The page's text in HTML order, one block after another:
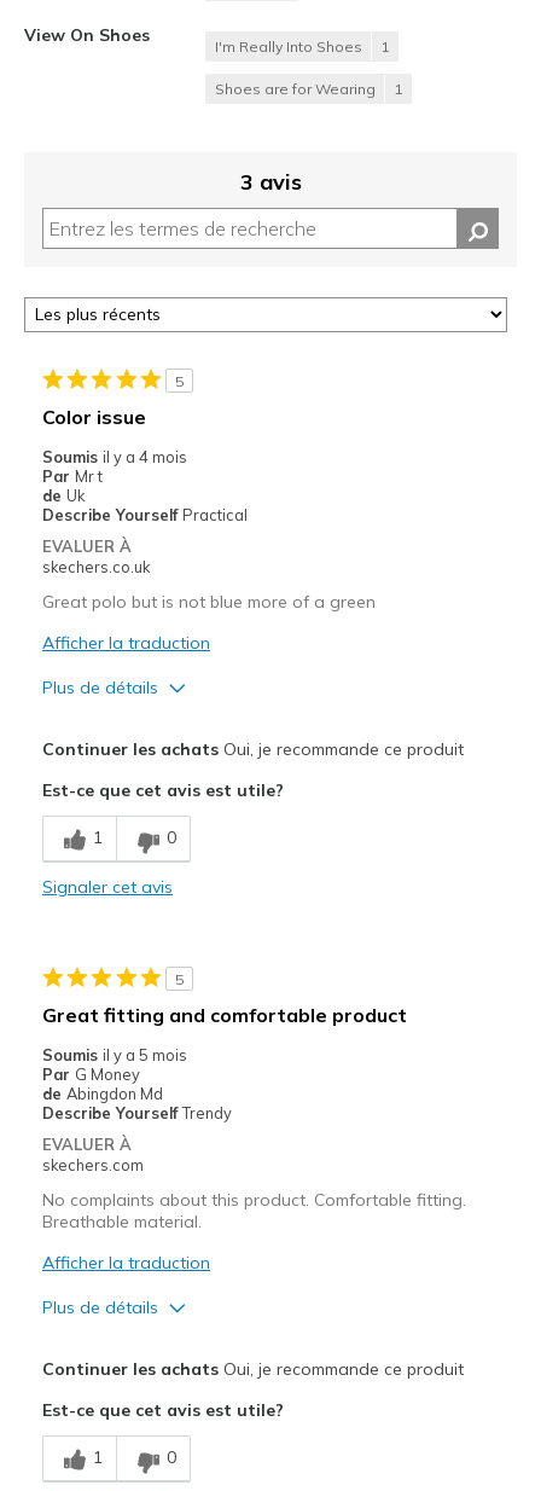
View On Shoes
I'm Really Into Shoes 1
Shoes are for Wearing 1
3 avis
5
Color issue
Soumis il y a 4 mois
Par Mr t
de Uk
Describe Yourself Practical
EVALUER À
skechers.co.uk
Great polo but is not blue more of a green
Afficher la traduction
Plus de détails
Breathe Well
Comfortable
Les meilleures utilisations
Going Out
Sizing
Feels true to size
Continuer les achatsOui, je recommande ce produit
Est-ce que cet avis est utile?
1 0
Signaler cet avis
5
Great fitting and comfortable product
Soumis il y a 5 mois
Par G Money
de Abingdon Md
Describe YourselfTrendy
EVALUER À
skechers.com
No complaints about this product. Comfortable fitting.
Breathable material.
Afficher la traduction
Plus de détails
Comfortable
Les meilleures utilisations
Continuer les achatsOui, je recommande ce produit
Est-ce que cet avis est utile?
1 0